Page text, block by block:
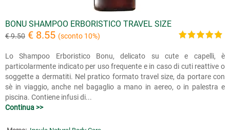
BONU SHAMPOO ERBORISTICO TRAVEL SIZE
€ 9.50 € 8.55 (sconto 10%)
Lo Shampoo Erboristico Bonu, delicato su cute e capelli, è
particolarmente indicato per uso frequente e in caso di cuti reattive o
soggette a dermatiti. Nel pratico formato travel size, da portare con
sè in viaggio, anche nel bagaglio a mano in aereo, o in palestra e
piscina. Contiene infusi di...
Continua >>